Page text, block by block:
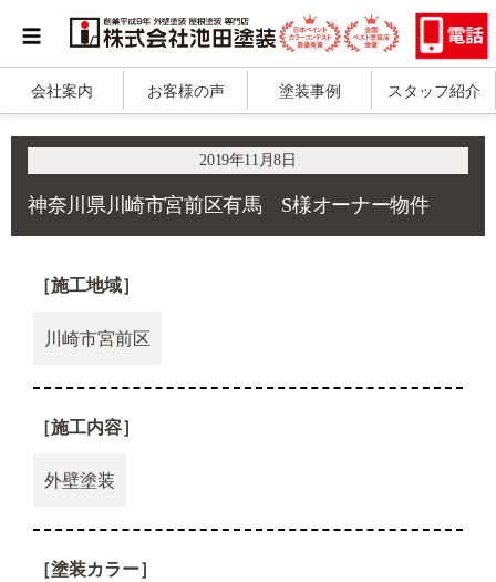
会社案内 お客様の声 塗装事例 スタッフ紹介
2019年11月8日
神奈川県川崎市宮前区有馬 S様オーナー物件
［施工地域］
川崎市宮前区
［施工内容］
外壁塗装
［塗装カラー］